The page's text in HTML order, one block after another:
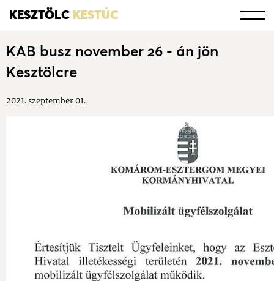
KESZTÖLC KESTÚC
KAB busz november 26 - án jön
Kesztölcre
2021. szeptember 01.